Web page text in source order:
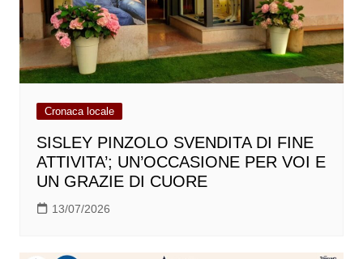
Cronaca locale
SISLEY PINZOLO SVENDITA DI FINE
ATTIVITA’; UN’OCCASIONE PER VOI E
UN GRAZIE DI CUORE
13/07/2026